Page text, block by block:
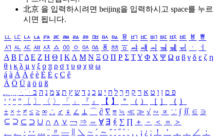
北京 을 입력하시려면 beijing을 입력하시고 space를 누르
시면 됩니다.
ㅥ ㅦ ㅧ ㅨ ㅩ ㅪ ㅫ ㅬ ㅭ ㅮ ㅯ ㅰ ㅱ ㅲ ㅳ ㅴ ㅵ ㅶ ㅷ ㅸ
ㅹ
ㅺ ㅻ ㅼ ㅽ ㅾ ㅿ ㆀ ㆁ ㆂ ㆃ ㆄ ㆅ ㆆ ㆇ ㆈ ㆉ ㆊ ㆋ ㆌ ㆍ
ㆎ
Α Β ΓΔ Ε Ζ Η Θ Ι ΚΛ Μ Ν Ξ Ο Π Ρ Σ ΤΥ Φ Χ Ψ Ω α β γ δ ε ζ η
θ ι κ λ μ ν ξ ο π ρ σ τ υ φ χ ψ ω
á à Á À é è É È ç Ç ê
Ä Ö Ü ä ö ü ß
ִֶֹ ֻּ ׁׂ פ ם ן ו ט א ר ק ף ך ל ח י ע כ ג ד ש ץ ת צ מ נ ה ב
‘ ’ “ ” 〔 〕 〈 〉 「 」 『 』 【 】 ＂ （ ） ［ ］ ｛ ｝
± × ÷ ≠ ≤ ≥ ∞ ∴ ♂ ♀ ∠ ⊥ ⌒ ∂ ∇ ≡ ≒ ≪ ≫ √ ∽ ∝ ∵ ∫ ∬ ∈ ∋
⊆ ⊇ ⊂ ⊃ ∪ ∩ ∧ ∨ ￢ ⇒ ⇔ ∀ ∃ ∮ ∑ ∏ ＋ － ＜ ＝
＞
、
。 · ‥ … ¨ 〃 ― ＼ ∼ ´ ～ ˇ ˘ ˝ ˚ ˙ ¸ ¡ ¿ ː ！ ＇ ， ． ／
：